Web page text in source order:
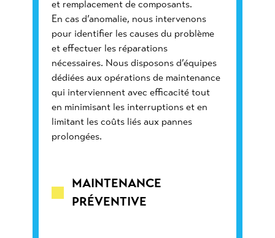
et remplacement de composants.
En cas d’anomalie, nous intervenons
pour identifier les causes du problème
et effectuer les réparations
nécessaires. Nous disposons d’équipes
dédiées aux opérations de maintenance
qui interviennent avec efficacité tout
en minimisant les interruptions et en
limitant les coûts liés aux pannes
prolongées.
MAINTENANCE
PRÉVENTIVE